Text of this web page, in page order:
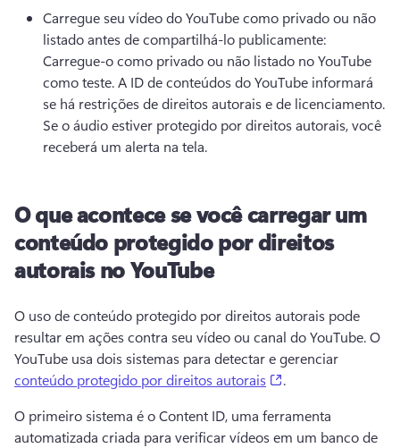
Carregue seu vídeo do YouTube como privado ou não
listado antes de compartilhá-lo publicamente:
Carregue-o como privado ou não listado no YouTube
como teste. A ID de conteúdos do YouTube informará
Se o áudio estiver protegido por direitos autorais, você
receberá um alerta na tela.
O que acontece se você carregar um
conteúdo protegido por direitos
autorais no YouTube
O uso de conteúdo protegido por direitos autorais pode
resultar em ações contra seu vídeo ou canal do YouTube. O
YouTube usa dois sistemas para detectar e gerenciar
conteúdo protegido por direitos autorais
.
O primeiro sistema é o Content ID, uma ferramenta
automatizada criada para verificar vídeos em um banco de